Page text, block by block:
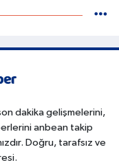
dakika gelişmelerini,
anbean takip
Doğru, tarafsız ve